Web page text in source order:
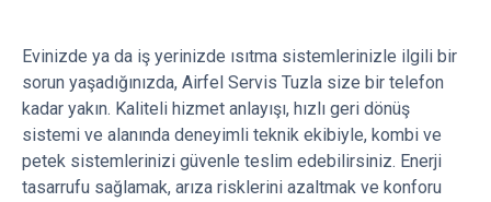
Evinizde ya da iş yerinizde ısıtma sistemlerinizle ilgili bir
sorun yaşadığınızda, Airfel Servis Tuzla size bir telefon
kadar yakın. Kaliteli hizmet anlayışı, hızlı geri dönüş
sistemi ve alanında deneyimli teknik ekibiyle, kombi ve
petek sistemlerinizi güvenle teslim edebilirsiniz. Enerji
tasarrufu sağlamak, arıza risklerini azaltmak ve konforu